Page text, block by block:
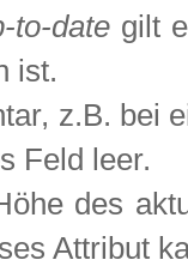
to-date gilt
ist.
z.B. bei
Feld leer.
des
Attribut